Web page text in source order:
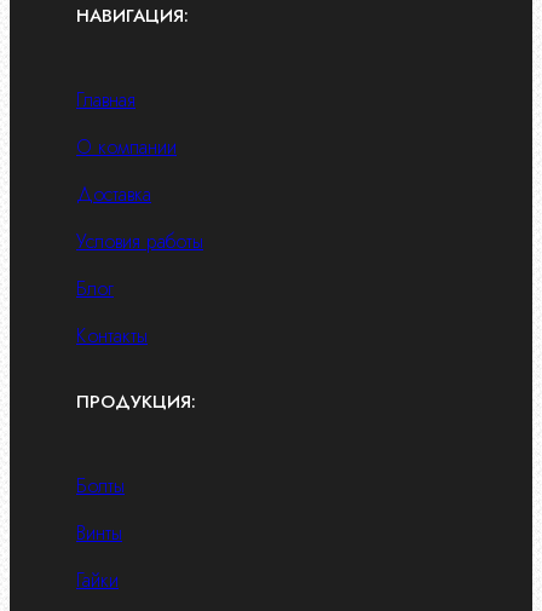
НАВИГАЦИЯ:
Главная
О компании
Доставка
Условия работы
Блог
Контакты
ПРОДУКЦИЯ:
Болты
Винты
Гайки